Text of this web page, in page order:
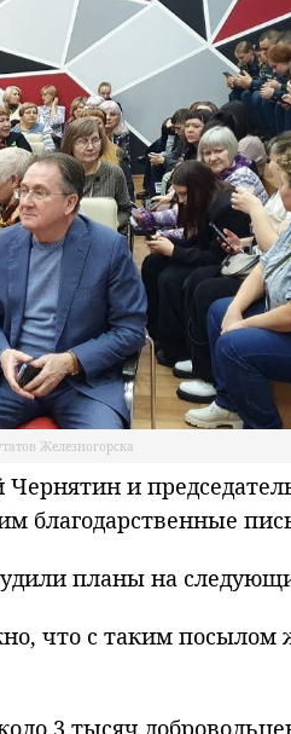
Железногорска
и председатель
благодарственные
планы на
что с таким